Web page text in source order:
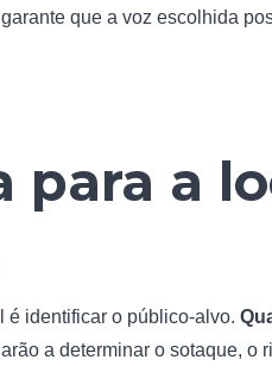
que a voz escolhida
para a
é identificar o público-alvo.
a determinar o sotaque, o